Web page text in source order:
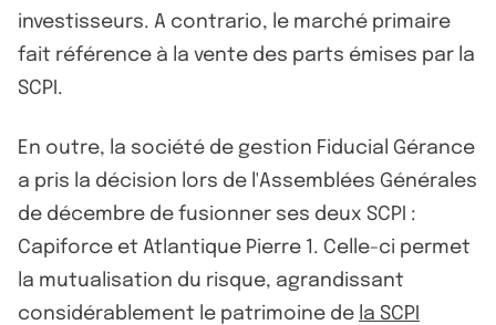
investisseurs. A contrario, le marché primaire
fait référence à la vente des parts émises par la
SCPI.
En outre, la société de gestion Fiducial Gérance
a pris la décision lors de l'Assemblées Générales
de décembre de fusionner ses deux SCPI :
Capiforce et Atlantique Pierre 1. Celle-ci permet
la mutualisation du risque, agrandissant
considérablement le patrimoine de la SCPI